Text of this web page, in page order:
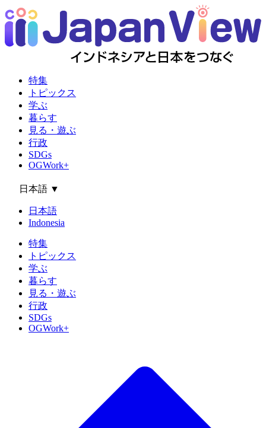
特集
トピックス
学ぶ
暮らす
見る・遊ぶ
行政
SDGs
OGWork+
日本語 ▼
日本語
Indonesia
特集
トピックス
学ぶ
暮らす
見る・遊ぶ
行政
SDGs
OGWork+